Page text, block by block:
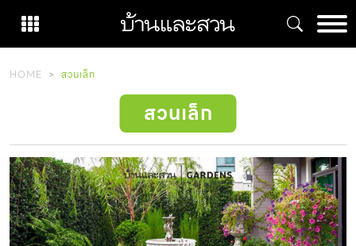
content
HOME สวนเล็ก
สวนเล็ก